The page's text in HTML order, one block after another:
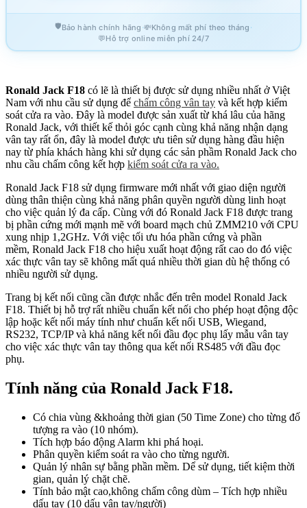
🛡️Bảo hành chính hãng ·💸Không mất phí theo tháng ·
💬Hỗ trợ online miễn phí 24/7
Ronald Jack F18 có lẽ là thiết bị được sử dụng nhiều nhất ở Việt
Nam với nhu cầu sử dụng để chấm công vân tay và kết hợp kiểm
soát cửa ra vào. Đây là model được sản xuất từ khá lâu của hãng
Ronald Jack, với thiết kế thỏi góc cạnh cùng khả năng nhận dạng
vân tay rất ổn, đây là model được ưu tiên sử dụng hàng đầu hiện
nay từ phía khách hàng khi sử dụng các sản phầm Ronald Jack cho
nhu cầu chấm công kết hợp kiểm soát cửa ra vào.
Ronald Jack F18 sử dụng firmware mới nhất với giao diện người
dùng thân thiện cùng khả năng phân quyền người dùng linh hoạt
cho việc quản lý đa cấp. Cùng với đó Ronald Jack F18 được trang
bị phần cứng mới mạnh mẽ với board mạch chủ ZMM210 với CPU
xung nhịp 1,2GHz. Với việc tối ưu hóa phần cứng và phần
mềm, Ronald Jack F18 cho hiệu xuất hoạt động rất cao do đó việc
xác thực vân tay sẽ không mất quá nhiều thời gian dù hệ thống có
nhiều người sử dụng.
Trang bị kết nối cũng cần được nhắc đến trên model Ronald Jack
F18. Thiết bị hỗ trợ rất nhiều chuẩn kết nối cho phép hoạt động độc
lập hoặc kết nối máy tính như chuẩn kết nối USB, Wiegand,
RS232, TCP/IP và khả năng kết nối đầu đọc phụ lấy mẫu vân tay
cho việc xác thực vân tay thông qua kết nối RS485 với đầu đọc
phụ.
Tính năng của Ronald Jack F18.
Có chia vùng &khoảng thời gian (50 Time Zone) cho từng đố
tượng ra vào (10 nhóm).
Tích hợp báo động Alarm khi phá hoại.
Phân quyền kiểm soát ra vào cho từng người.
Quản lý nhân sự bằng phần mềm. Dể sử dụng, tiết kiệm thời
gian, quản lý chặt chẽ.
Tính bảo mật cao,không chấm công dùm – Tích hợp nhiều
dấu tay (10 dấu vân tay/người)